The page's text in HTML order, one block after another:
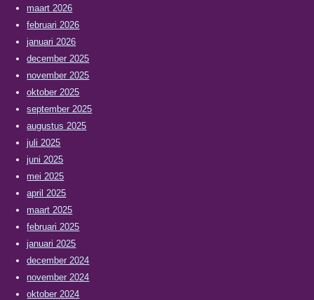
maart 2026
februari 2026
januari 2026
december 2025
november 2025
oktober 2025
september 2025
augustus 2025
juli 2025
juni 2025
mei 2025
april 2025
maart 2025
februari 2025
januari 2025
december 2024
november 2024
oktober 2024